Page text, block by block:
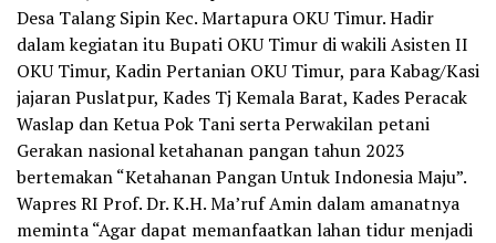
Desa Talang Sipin Kec. Martapura OKU Timur. Hadir
dalam kegiatan itu Bupati OKU Timur di wakili Asisten II
OKU Timur, Kadin Pertanian OKU Timur, para Kabag/Kasi
jajaran Puslatpur, Kades Tj Kemala Barat, Kades Peracak
Waslap dan Ketua Pok Tani serta Perwakilan petani
Gerakan nasional ketahanan pangan tahun 2023
bertemakan “Ketahanan Pangan Untuk Indonesia Maju”.
Wapres RI Prof. Dr. K.H. Ma’ruf Amin dalam amanatnya
meminta “Agar dapat memanfaatkan lahan tidur menjadi